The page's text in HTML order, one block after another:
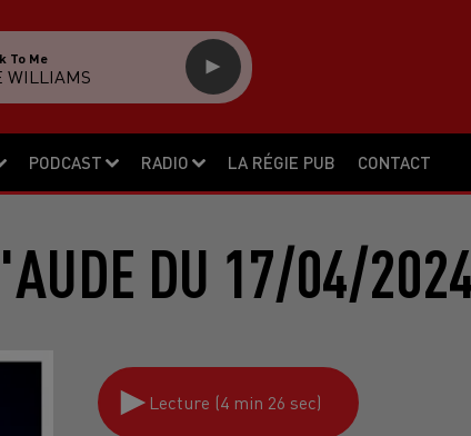
PODCAST RADIO LA RÉGIE PUB CONTACT
To Me
WILLIAMS
DU 17/04/
Lecture (4 min 26 sec)